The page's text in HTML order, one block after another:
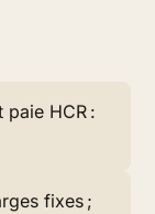
HCR :
fixes ;